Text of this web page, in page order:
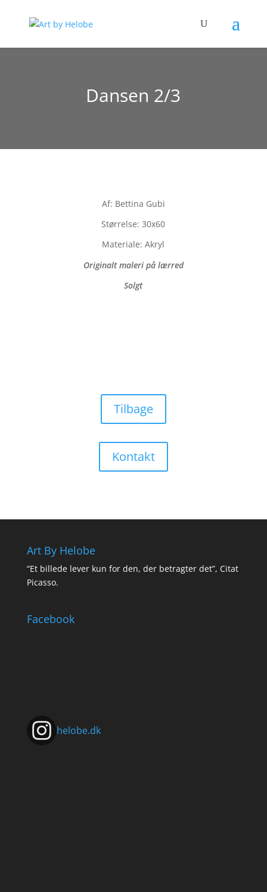
Dansen 2/3
Af: Bettina Gubi
Størrelse: 30x60
Materiale: Akryl
Originalt maleri på lærred
Solgt
Tilbage
Kontakt
Art By Helobe
“Et billede lever kun for den, der betragter det”, Citat
Picasso.
Facebook
helobe.dk